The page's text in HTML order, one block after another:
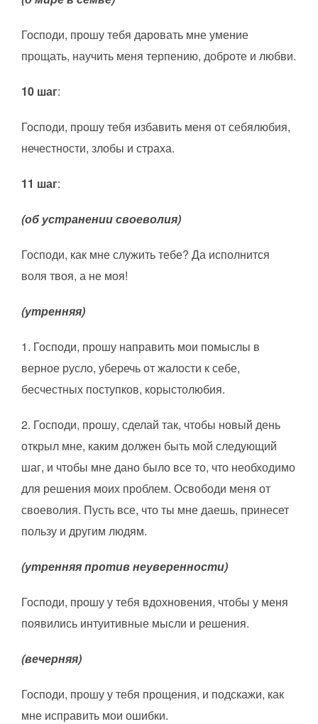
Господи, прошу тебя даровать мне умение
прощать, научить меня терпению, доброте и любви.
10 шаг:
Господи, прошу тебя избавить меня от себялюбия,
нечестности, злобы и страха.
11 шаг:
(об устранении своеволия)
Господи, как мне служить тебе? Да исполнится
воля твоя, а не моя!
(утренняя)
1. Господи, прошу направить мои помыслы в
верное русло, уберечь от жалости к себе,
бесчестных поступков, корыстолюбия.
2. Господи, прошу, сделай так, чтобы новый день
открыл мне, каким должен быть мой следующий
шаг, и чтобы мне дано было все то, что необходимо
для решения моих проблем. Освободи меня от
своеволия. Пусть все, что ты мне даешь, принесет
пользу и другим людям.
(утренняя против неуверенности)
Господи, прошу у тебя вдохновения, чтобы у меня
появились интуитивные мысли и решения.
(вечерняя)
Господи, прошу у тебя прощения, и подскажи, как
мне исправить мои ошибки.